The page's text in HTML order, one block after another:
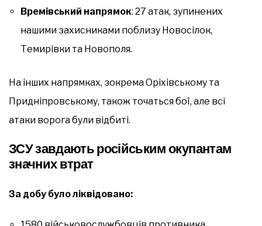
Времівський напрямок: 27 атак, зупинених
нашими захисниками поблизу Новосілок,
Темирівки та Новополя.
На інших напрямках, зокрема Оріхівському та
Придніпровському, також точаться бої, але всі
атаки ворога були відбиті.
ЗСУ завдають російським окупантам
значних втрат
За добу було ліквідовано: